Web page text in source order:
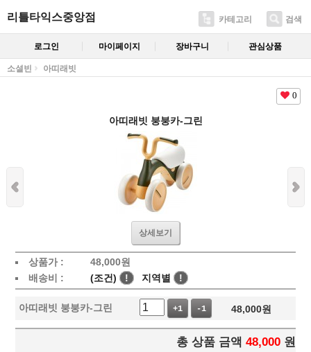
리틀타익스중앙점 카테고리 검색
로그인 마이페이지 장바구니 관심상품
소셜빈 아띠래빗
0
아띠래빗 붕붕카-그린
상세보기
상품가 : 48,000원
배송비 :
(조건) ! 지역별 !
아띠래빗 붕붕카-그린 +1 -1 48,000원
총 상품 금액 48,000 원